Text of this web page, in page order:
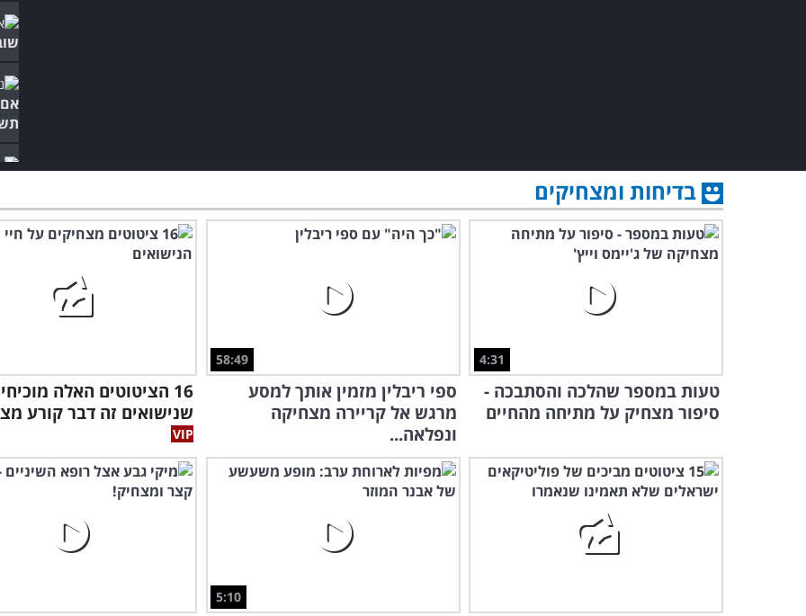
בדיחות ומצחיקים
4:31
טעות במספר שהלכה והסתבכה -
סיפור מצחיק על מתיחה מהחיים
58:49
ספי ריבלין מזמין אותך למסע
מרגש אל קריירה מצחיקה
ונפלאה...
16 הציטוטים האלה
שנישואים זה דבר קורע
5:10